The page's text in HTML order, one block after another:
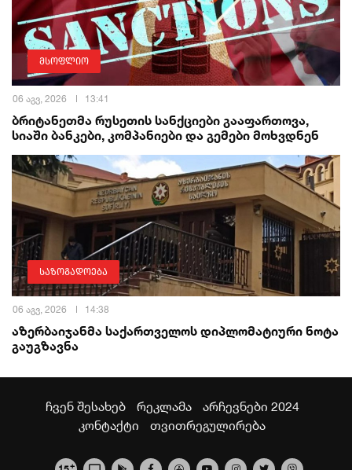
მსოფლიო
06 აგვ, 2026 13:41
ბრიტანეთმა რუსეთის სანქციები გააფართოვა,
სიაში ბანკები, კომპანიები და გემები მოხვდნენ
საზოგადოება
06 აგვ, 2026 14:38
აზერბაიჯანმა საქართველოს დიპლომატიური ნოტა
გაუგზავნა
ჩვენ შესახებ რეკლამა
არჩევნები 2024
კონტაქტი
თვითრეგულირება
+